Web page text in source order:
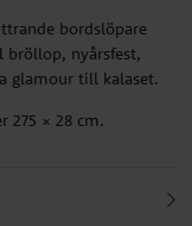
bordslöpare
bröllop, nyårsfest,
glamour till kalaset.
275 × 28 cm.